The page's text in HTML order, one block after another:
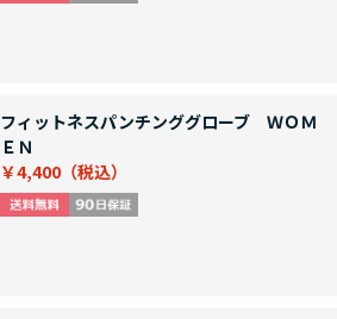
フィットネスパンチンググローブ ＷＯＭ
ＥＮ
￥4,400